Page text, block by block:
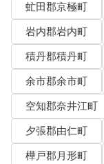
虻田郡京極町
岩内郡岩内町
積丹郡積丹町
余市郡余市町
空知郡奈井江町
夕張郡由仁町
樺戸郡月形町